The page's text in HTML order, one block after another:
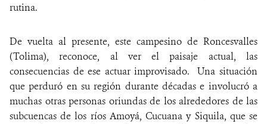
rutina.
De vuelta al presente, este campesino de Roncesvalles
(Tolima), reconoce, al ver el paisaje actual, las
consecuencias de ese actuar improvisado. Una situación
que perduró en su región durante décadas e involucró a
muchas otras personas oriundas de los alrededores de las
subcuencas de los ríos Amoyá, Cucuana y Siquila, que se